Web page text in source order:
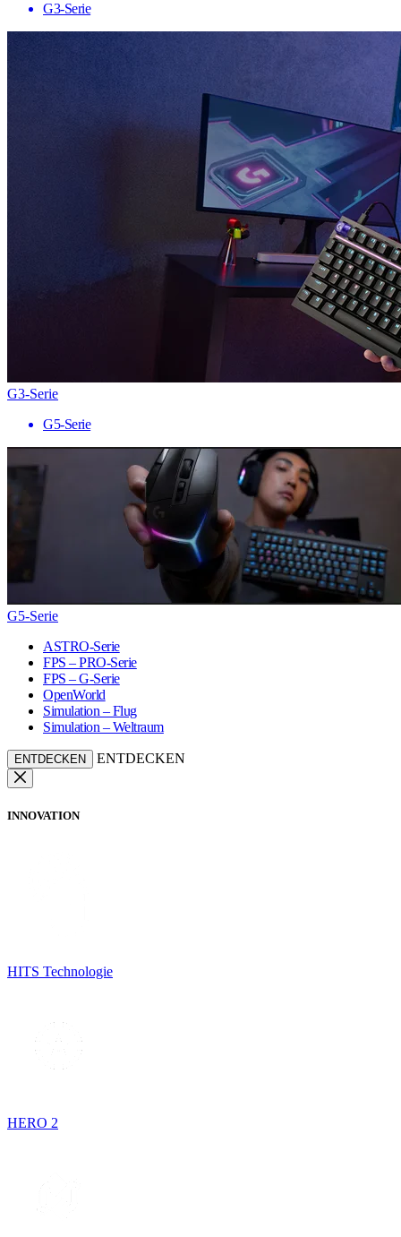
G3-Serie
G3-Serie
G5-Serie
G5-Serie
ASTRO-Serie
FPS – PRO-Serie
FPS – G-Serie
OpenWorld
Simulation – Flug
Simulation – Weltraum
ENTDECKEN ENTDECKEN
INNOVATION
HITS Technologie
HERO 2